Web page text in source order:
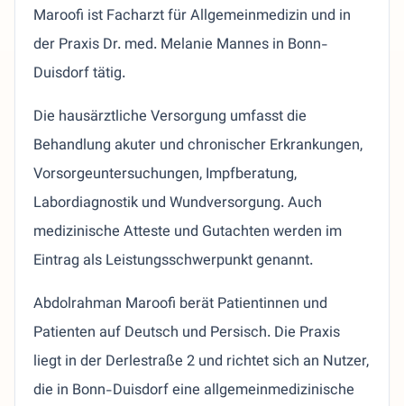
Maroofi ist Facharzt für Allgemeinmedizin und in
der Praxis Dr. med. Melanie Mannes in Bonn-
Duisdorf tätig.
Die hausärztliche Versorgung umfasst die
Behandlung akuter und chronischer Erkrankungen,
Vorsorgeuntersuchungen, Impfberatung,
Labordiagnostik und Wundversorgung. Auch
medizinische Atteste und Gutachten werden im
Eintrag als Leistungsschwerpunkt genannt.
Abdolrahman Maroofi berät Patientinnen und
Patienten auf Deutsch und Persisch. Die Praxis
liegt in der Derlestraße 2 und richtet sich an Nutzer,
die in Bonn-Duisdorf eine allgemeinmedizinische